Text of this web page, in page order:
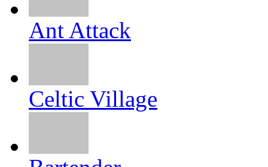
Ant Attack
Celtic Village